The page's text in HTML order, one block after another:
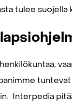
tulee suojella
Interpedia